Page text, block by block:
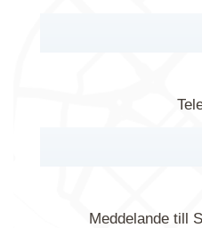
Meddelande till